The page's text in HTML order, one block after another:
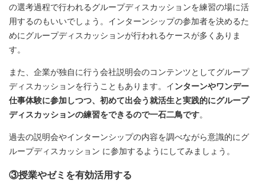
の選考過程で行われるグループディスカッションを練習の場に活
用するのもいいでしょう。インターンシップの参加者を決めるた
めにグループディスカッションが行われるケースが多くありま
す。
また、企業が独自に行う会社説明会のコンテンツとしてグループ
ディスカッションを行うこともあります。イ ンターンやワンデー
仕事体験に参加しつつ、初めて出会う就活生と実践的にグループ
ディスカッションの練習をできるので一石二鳥です。
過去の説明会やインターンシップの内容を調べながら意識的にグ
ループディスカッション に参加するようにしてみましょう。
③授業やゼミを有効活用する